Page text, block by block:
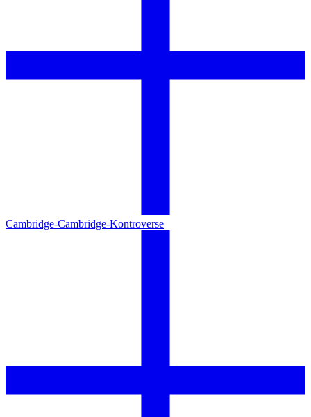
Cambridge-Cambridge-Kontroverse